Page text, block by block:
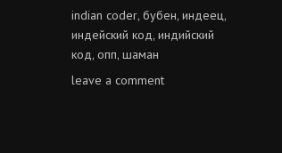
Tags
indian coder,бубен,индеец,
индейский код,индийский
код,опп,шаман
leave a commenton